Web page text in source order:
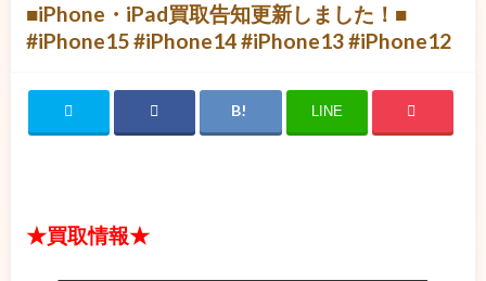
■iPhone・iPad買取告知更新しました！■
#iPhone15 #iPhone14 #iPhone13 #iPhone12
LINE
★買取情報★